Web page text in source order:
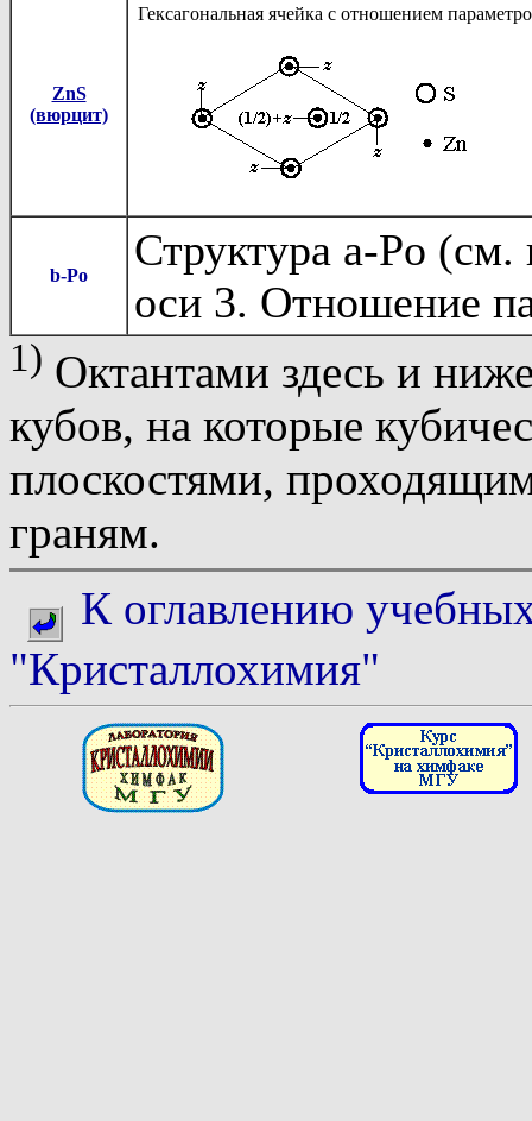
ZnS
(вюрцит)
Гексагональная ячейка с отношением
b-Po
Структура a-Po (см.
оси 3. Отношение
1) Октантами здесь и
кубов, на которые
плоскостями,
граням.
К оглавлению
"Кристаллохимия"